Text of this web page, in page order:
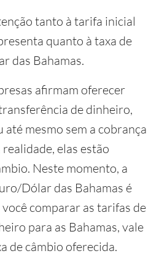
tanto à tarifa inicial
quanto à taxa de
das Bahamas.
afirmam oferecer
de dinheiro,
até mesmo sem a cobrança
elas estão
Neste momento, a
Dólar das Bahamas é
comparar as tarifas de
para as Bahamas, vale
de câmbio oferecida.